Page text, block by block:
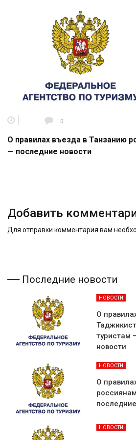
0
О правилах въезда в Танзанию
— последние новости
Добавить
Для отправки комментария вам
Последние новости
НОВОСТИ
О
туристам
новости
НОВОСТИ
О
НОВОСТИ